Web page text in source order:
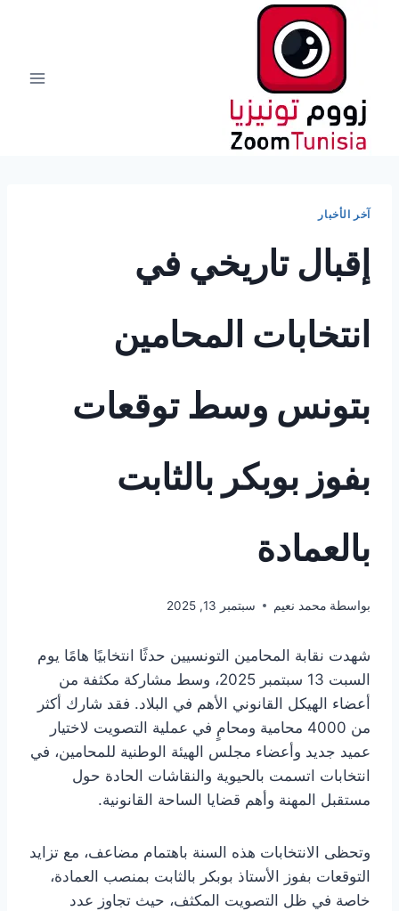
آخر الأخبار
إقبال تاريخي في
انتخابات المحامين
بتونس وسط توقعات
بفوز بوبكر بالثابت
بالعمادة
بواسطة محمد نعيم سبتمبر 13, 2025
شهدت نقابة المحامين التونسيين حدثًا انتخابيًا هامًا يوم
السبت 13 سبتمبر 2025، وسط مشاركة مكثفة من
أعضاء الهيكل القانوني الأهم في البلاد. فقد شارك أكثر
من 4000 محامية ومحامٍ في عملية التصويت لاختيار
عميد جديد وأعضاء مجلس الهيئة الوطنية للمحامين، في
انتخابات اتسمت بالحيوية والنقاشات الحادة حول
مستقبل المهنة وأهم قضايا الساحة القانونية.
وتحظى الانتخابات هذه السنة باهتمام مضاعف، مع تزايد
التوقعات بفوز الأستاذ بوبكر بالثابت بمنصب العمادة،
خاصة في ظل التصويت المكثف، حيث تجاوز عدد